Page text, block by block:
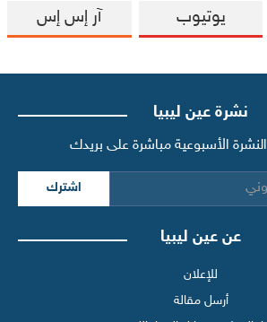
يوتيوب آر إس إس
نشرة عين ليبيا
الأسبوعية مباشرة على بريدك
اشترك
عن عين ليبيا
للإعلان
أرسل مقالة